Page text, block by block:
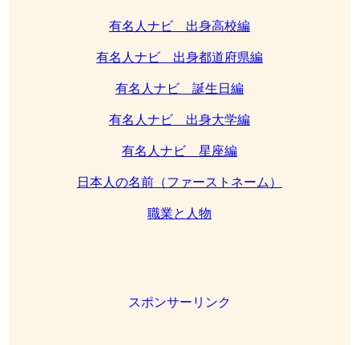
有名人ナビ 出身高校編
有名人ナビ 出身都道府県編
有名人ナビ 誕生日編
有名人ナビ 出身大学編
有名人ナビ 星座編
日本人の名前（ファーストネーム）
職業と人物
スポンサーリンク